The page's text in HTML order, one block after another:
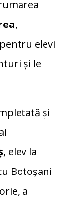
,
elevi
și le
și
, elev la
Botoșani
a